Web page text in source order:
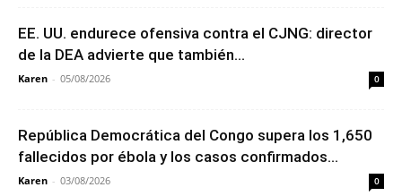
EE. UU. endurece ofensiva contra el CJNG: director
de la DEA advierte que también...
Karen - 05/08/2026 0
República Democrática del Congo supera los 1,650
fallecidos por ébola y los casos confirmados...
Karen - 03/08/2026 0